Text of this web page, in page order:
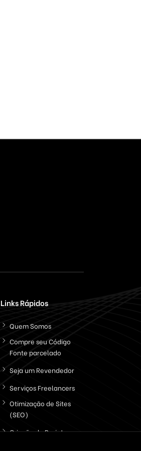
Links Rápidos
Quem Somos
Compre seu Código
Fonte parcelado
Seja um Revendedor
Serviços Freelancers
Otimização de Sites
(SEO)
Criação de Projetos